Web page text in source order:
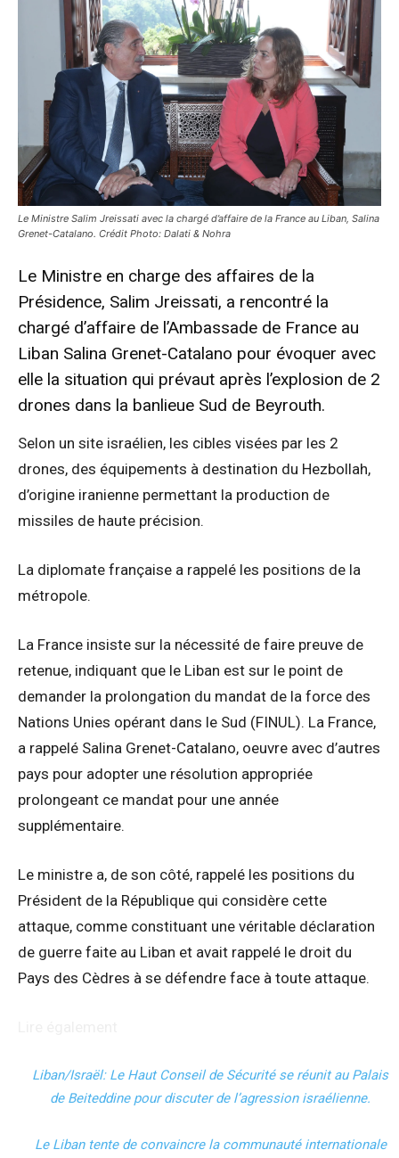
Le Ministre Salim Jreissati avec la chargé d’affaire de la France au Liban, Salina
Grenet-Catalano. Crédit Photo: Dalati & Nohra
Le Ministre en charge des affaires de la
Présidence, Salim Jreissati, a rencontré la
chargé d’affaire de l’Ambassade de France au
Liban Salina Grenet-Catalano pour évoquer avec
elle la situation qui prévaut après l’explosion de 2
drones dans la banlieue Sud de Beyrouth.
Selon un site israélien, les cibles visées par les 2
drones, des équipements à destination du Hezbollah,
d’origine iranienne permettant la production de
missiles de haute précision.
La diplomate française a rappelé les positions de la
métropole.
La France insiste sur la nécessité de faire preuve de
retenue, indiquant que le Liban est sur le point de
demander la prolongation du mandat de la force des
Nations Unies opérant dans le Sud (FINUL). La France,
a rappelé Salina Grenet-Catalano, oeuvre avec d’autres
pays pour adopter une résolution appropriée
prolongeant ce mandat pour une année
supplémentaire.
Le ministre a, de son côté, rappelé les positions du
Président de la République qui considère cette
attaque, comme constituant une véritable déclaration
de guerre faite au Liban et avait rappelé le droit du
Pays des Cèdres à se défendre face à toute attaque.
Liban/Israël: Le Haut Conseil de Sécurité se réunit au Palais
de Beiteddine pour discuter de l’agression israélienne.
Le Liban tente de convaincre la communauté internationale